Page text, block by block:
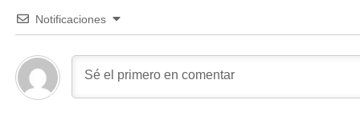
Notificaciones